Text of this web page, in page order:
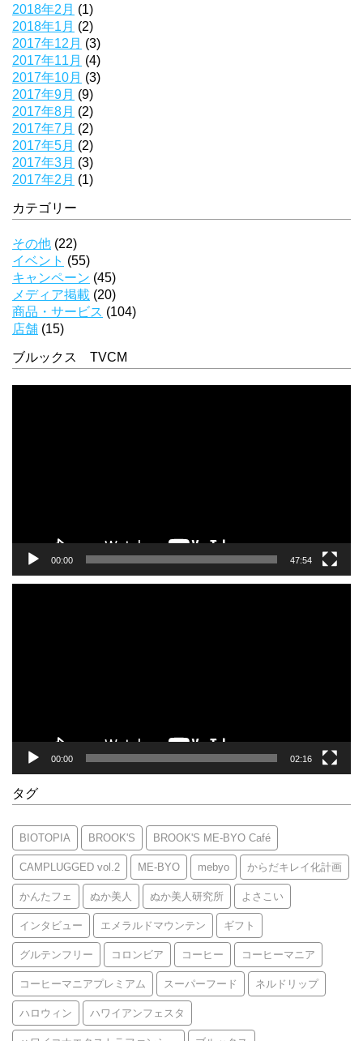
2018年2月 (1)
2018年1月 (2)
2017年12月 (3)
2017年11月 (4)
2017年10月 (3)
2017年9月 (9)
2017年8月 (2)
2017年7月 (2)
2017年5月 (2)
2017年3月 (3)
2017年2月 (1)
カテゴリー
その他 (22)
イベント (55)
キャンペーン (45)
メディア掲載 (20)
商品・サービス (104)
店舗 (15)
ブルックス TVCM
00:00 47:54
00:00 02:16
タグ
BIOTOPIA BROOK'S BROOK'S ME-BYO Café
CAMPLUGGED vol.2 ME-BYO mebyo からだキレイ化計画
かんたフェ ぬか美人 ぬか美人研究所 よさこい
インタビュー エメラルドマウンテン ギフト
グルテンフリー コロンビア コーヒー コーヒーマニア
コーヒーマニアプレミアム スーパーフード ネルドリップ
ハロウィン ハワイアンフェスタ